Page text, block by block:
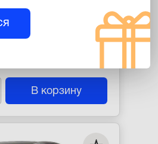
насоса,
резьба М8
В корзину